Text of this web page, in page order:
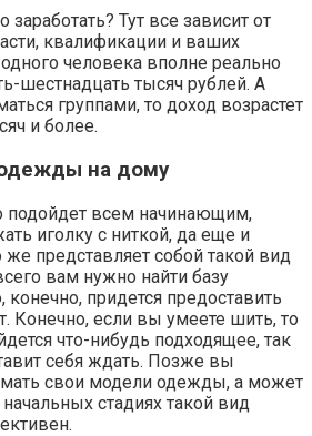
Тут все зависит от
квалификации и ваших
человека вполне реально
шестнадцать тысяч рублей. А
группами, то доход возрастет
и более.
на дому
подойдет всем начинающим,
иголку с ниткой, да еще и
представляет собой такой вид
вам нужно найти базу
конечно, придется предоставить
Конечно, если вы умеете шить, то
что-нибудь подходящее, так
себя ждать. Позже вы
свои модели одежды, а может
стадиях такой вид